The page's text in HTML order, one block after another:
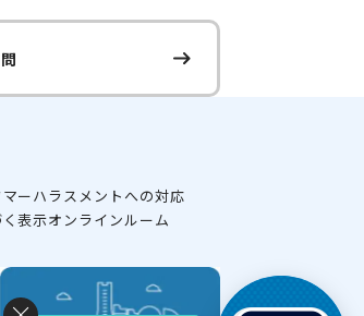
ーハラスメントへの対応
表示オンラインルーム